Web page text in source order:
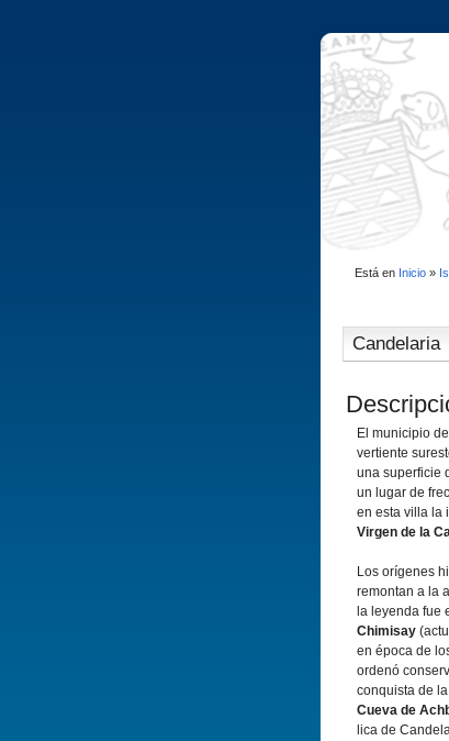
Está en Inicio»
Candelaria
El municipio de
vertiente
una superficie
un lugar de
en esta villa la
Virgen de la
Los orígenes
remontan a la
la leyenda fue
Chimisay
en época de
ordenó
conquista de
Cueva de
lica de